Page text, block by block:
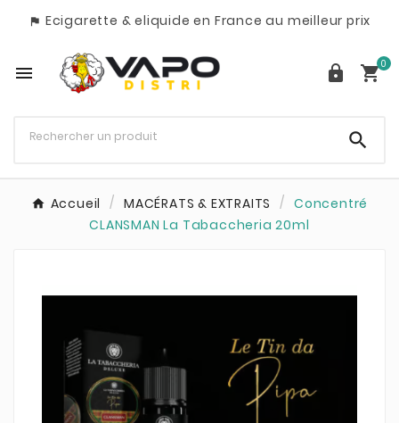
 Ecigarette & eliquide en France au meilleur prix
  0

Accueil MACÉRATS & EXTRAITS
Concentré
CLANSMAN La Tabaccheria 20ml